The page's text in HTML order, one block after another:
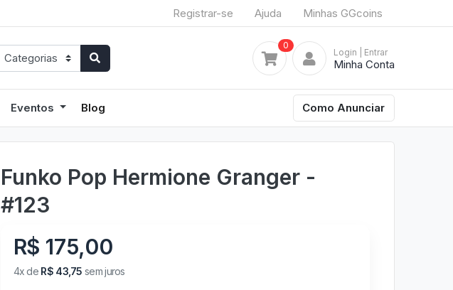
Registrar-se Ajuda Minhas GGcoins
0
Login | Entrar
Minha Conta
Eventos Blog Como Anunciar
Funko Pop Hermione Granger -
#123
R$ 175,00
4x de R$ 43,75 sem juros